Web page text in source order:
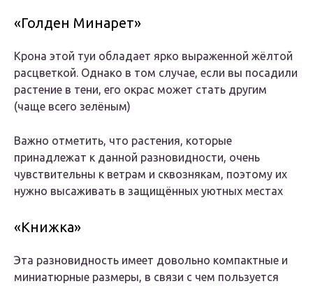
«Голден Минарет»
Крона этой туи обладает ярко выраженной жёлтой
расцветкой. Однако в том случае, если вы посадили
растение в тени, его окрас может стать другим
(чаще всего зелёным)
Важно отметить, что растения, которые
принадлежат к данной разновидности, очень
чувствительны к ветрам и сквознякам, поэтому их
нужно высаживать в защищённых уютных местах
«Книжка»
Эта разновидность имеет довольно компактные и
миниатюрные размеры, в связи с чем пользуется